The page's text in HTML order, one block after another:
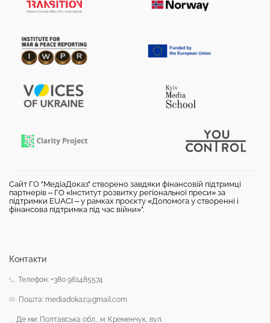
Сайт ГО "МедіаДоказ" створено завдяки фінансовій підтримці
партнерів – ГО «Інститут розвитку регіональної преси» за
підтримки EUACI – у рамках проєкту «Допомога у створенні і
фінансова підтримка під час війни»".
Контакти
Телефон: +380 961485574
Пошта: mediadokaz@gmail.com
Де ми: Полтавська обл., м. Кременчук, вул.